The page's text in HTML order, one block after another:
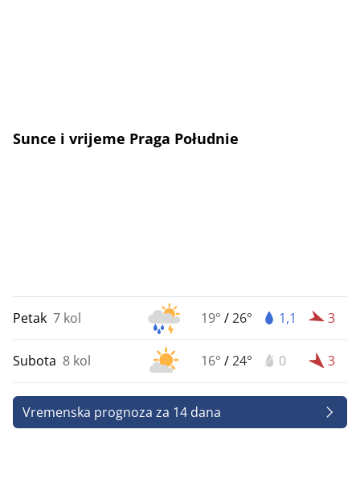
Sunce i vrijeme Praga Południe
Petak 7 kol 19° /26° 1,1 3
Subota 8 kol 16° /24° 0 3
Vremenska prognoza za 14 dana